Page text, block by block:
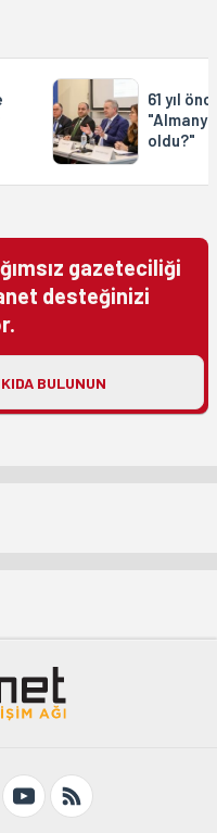
61 yıl
oldu?"
gazeteciliği
desteğinizi
BULUNUN